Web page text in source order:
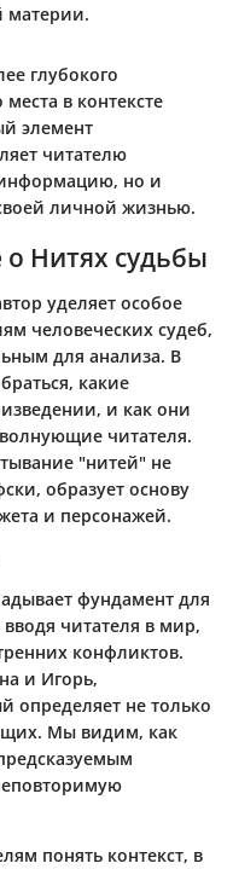
материи.
глубокого
в контексте
элемент
читателю
информацию, но и
личной жизнью.
Нитях судьбы
уделяет особое
человеческих судеб,
для анализа. В
какие
и как они
читателя.
"нитей" не
образует основу
и персонажей.
фундамент для
читателя в мир,
конфликтов.
и Игорь,
определяет не только
Мы видим, как
понять контекст, в